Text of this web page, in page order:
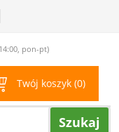
pon-pt)
Twój koszyk (0)
Szukaj